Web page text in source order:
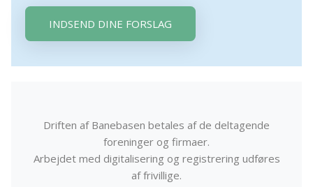
INDSEND DINE FORSLAG
Driften af Banebasen betales af de deltagende
foreninger og firmaer.
Arbejdet med digitalisering og registrering udføres
af frivillige.